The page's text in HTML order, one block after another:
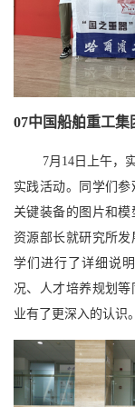
07中国船舶重工集
7月14日上午，
实践活动。同学们
关键装备的图片和
资源部长就研究所
学们进行了详细说
况、人才培养规划
业有了更深入的认识。